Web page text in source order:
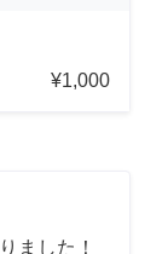
¥1,000
ました！